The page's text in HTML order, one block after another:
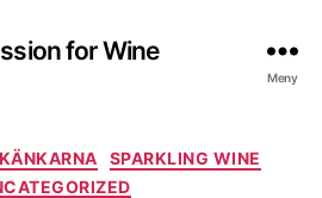
for Wine
Meny
KategorierSPARKLING WINE